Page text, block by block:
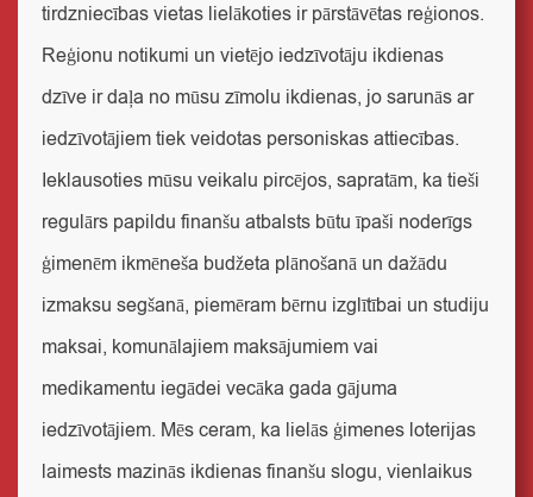
tirdzniecības vietas lielākoties ir pārstāvētas reģionos.
Reģionu notikumi un vietējo iedzīvotāju ikdienas
dzīve ir daļa no mūsu zīmolu ikdienas, jo sarunās ar
iedzīvotājiem tiek veidotas personiskas attiecības.
Ieklausoties mūsu veikalu pircējos, sapratām, ka tieši
regulārs papildu finanšu atbalsts būtu īpaši noderīgs
ģimenēm ikmēneša budžeta plānošanā un dažādu
izmaksu segšanā, piemēram bērnu izglītībai un studiju
maksai, komunālajiem maksājumiem vai
medikamentu iegādei vecāka gada gājuma
iedzīvotājiem. Mēs ceram, ka lielās ģimenes loterijas
laimests mazinās ikdienas finanšu slogu, vienlaikus